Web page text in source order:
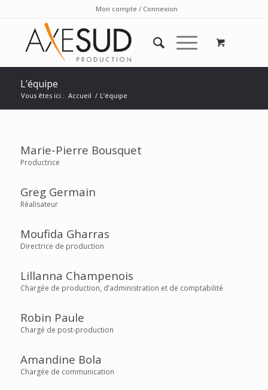
Mon compte / Connexion
L’équipe
Vous êtes ici : Accueil / L’équipe
Marie-Pierre Bousquet
Productrice
Greg Germain
Réalisateur
Moufida Gharras
Directrice de production
Lillanna Champenois
Chargée de production, d’administration et de comptabilité
Robin Paule
Chargé de post-production
Amandine Bola
Chargée de communication